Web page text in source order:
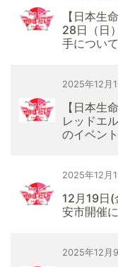
【日本生
28日（日
手について
2025年12月
【日本生
レッドエ
のイベン
2025年12月
12月19日
安市開催
2025年12月